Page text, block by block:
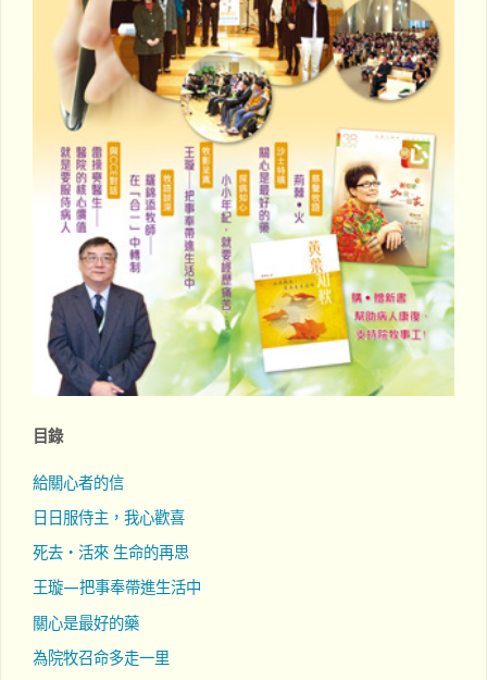
目錄
給關心者的信
日日服侍主，我心歡喜
死去‧活來 生命的再思
王璇—把事奉帶進生活中
關心是最好的藥
為院牧召命多走一里